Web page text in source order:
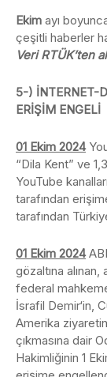
Ekim ayı
çeşitli haberler
Veri RTÜK’ten
5-) İNTERNET-
ERİŞİM ENGELİ
01 Ekim 2024
“Dila Kent” ve
YouTube
tarafından
tarafından
01 Ekim 2024
gözaltına
federal
İsrafil Demir‘in,
Amerika
çıkmasına dair
Hakimliğinin 1